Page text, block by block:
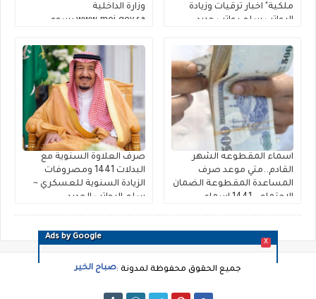
Ads by Google
X
ملكية" اخبار ترقيات وزيادة
الرواتب سلم رواتب جديد
السعوديين وإكمال مسوغات
صرف مستحقات التقاعد
وزارة الداخلية
www.moi.gov.sa رسوم
الخامسه
اسماء المقطوعه الشهر
القادم..متي موعد صرف
المساعدة المقطوعة الضمان
الاجتماعي 1441 اسماء
صرف العلاوة السنوية مع
البدلات 1441 ومصروفات
الزيادة السنوية للعسكري ~
سلم الرواتب الجديد
جميع الحقوق محفوظة لمدونة :صباح الخير